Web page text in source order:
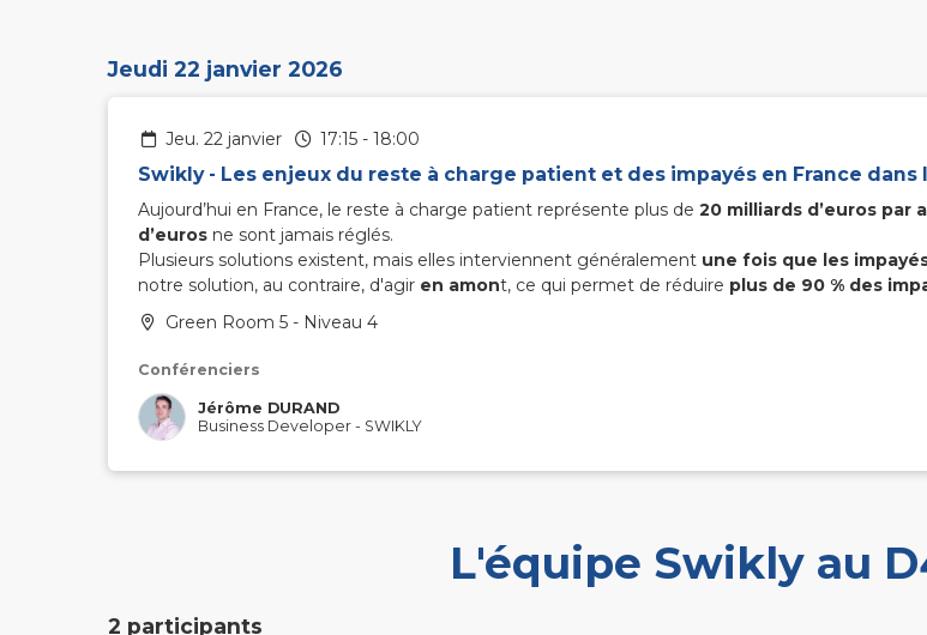
Jeudi 22 janvier 2026
jeu. 22 janvier 17:15 - 18:00
Swikly - Les enjeux du reste à charge patient et des impayés en France
Aujourd’hui en France, le reste à charge patient représente plus de 20 milliards d’euros par
d’euros ne sont jamais réglés.
Plusieurs solutions existent, mais elles interviennent généralement une fois que les
notre solution, au contraire, d'agir en amont, ce qui permet de réduire plus de 90 % des
Green Room 5 - Niveau 4
Conférenciers
Jérôme DURAND
Business Developer - SWIKLY
L'équipe Swikly au
2 participants